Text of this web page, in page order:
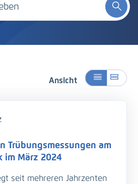
Ansicht
Trübungsmessungen am
im März 2024
seit mehreren Jahrzenten